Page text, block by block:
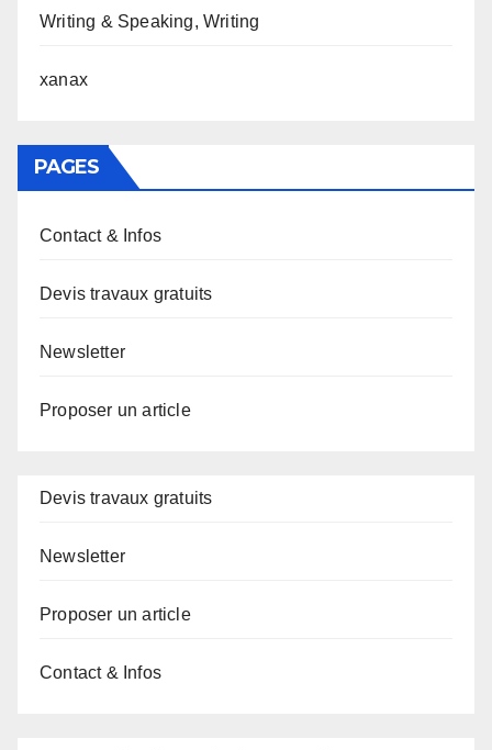
Writing & Speaking, Writing
xanax
PAGES
Contact & Infos
Devis travaux gratuits
Newsletter
Proposer un article
Devis travaux gratuits
Newsletter
Proposer un article
Contact & Infos